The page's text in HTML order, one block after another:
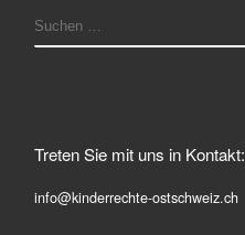
SUCHE
Treten Sie mit uns in Kontakt:
info@kinderrechte-ostschweiz.ch